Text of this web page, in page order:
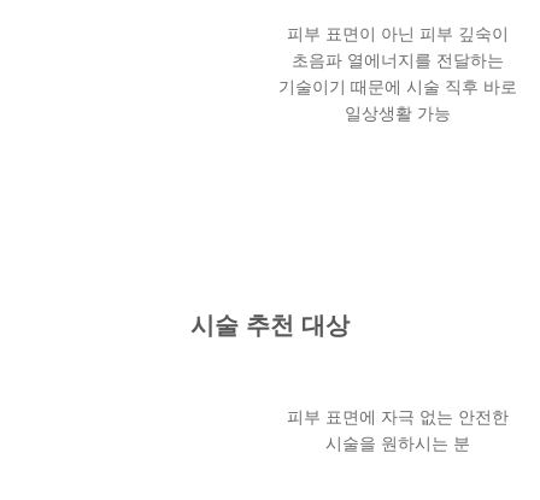
피부 표면이 아닌 피부 깊숙이
초음파 열에너지를 전달하는
기술이기 때문에 시술 직후 바로
일상생활 가능
시술 추천 대상
피부 표면에 자극 없는 안전한
시술을 원하시는 분